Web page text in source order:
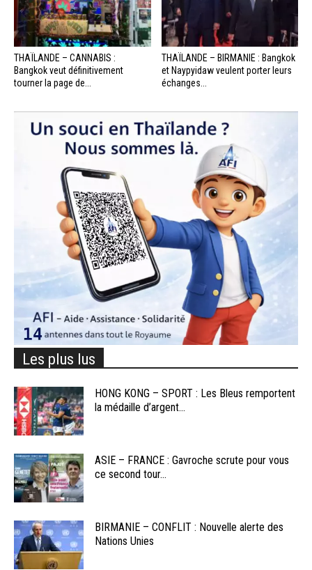
THAÏLANDE – CANNABIS :
Bangkok veut définitivement
tourner la page de...
THAÏLANDE – BIRMANIE : Bangkok
et Naypyidaw veulent porter leurs
échanges...
Les plus lus
HONG KONG – SPORT : Les Bleus remportent
la médaille d’argent...
ASIE – FRANCE : Gavroche scrute pour vous
ce second tour...
BIRMANIE – CONFLIT : Nouvelle alerte des
Nations Unies